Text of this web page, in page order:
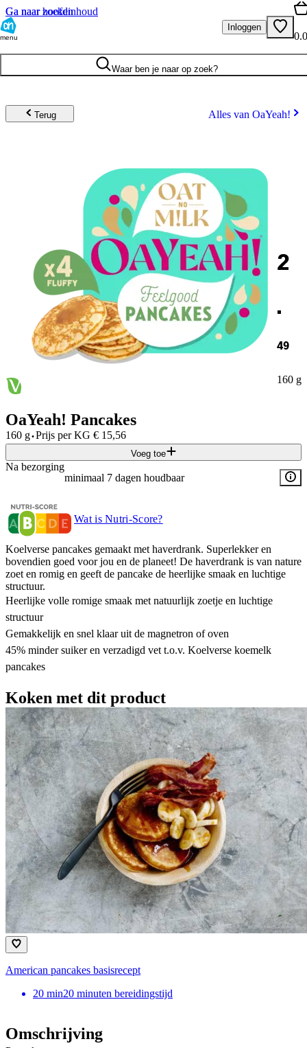
Ga naar hoofdinhoud
Ga naar zoeken
menu
Inloggen
Waar ben je naar op zoek?
Terug Alles van OaYeah!
2
.
49
160 g
OaYeah! Pancakes
160 g·Prijs per KG € 15,56
Voeg toe
Na bezorging
minimaal 7 dagen houdbaar
Wat is Nutri-Score?
Koelverse pancakes gemaakt met haverdrank. Superlekker en
bovendien goed voor jou en de planeet! De haverdrank is van nature
zoet en romig en geeft de pancake de heerlijke smaak en luchtige
structuur.
Heerlijke volle romige smaak met natuurlijk zoetje en luchtige
structuur
Gemakkelijk en snel klaar uit de magnetron of oven
45% minder suiker en verzadigd vet t.o.v. Koelverse koemelk
pancakes
Koken met dit product
American pancakes basisrecept
20 min20 minuten bereidingstijd
Omschrijving